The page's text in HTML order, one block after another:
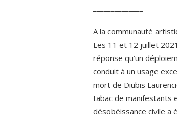
A la communauté
Les 11 et 12 juillet
réponse qu’un
conduit à un usage
mort de Diubis
tabac de manifestants
désobéissance civile a